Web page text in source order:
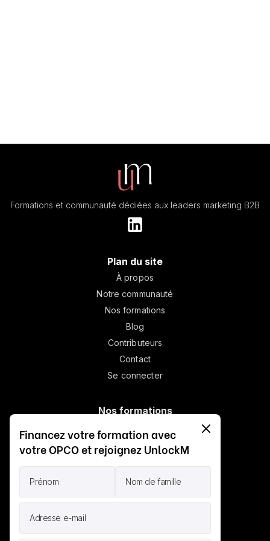
Formations et communauté dédiées aux leaders marketing B2B
Plan du site
À propos
Notre communauté
Nos formations
Blog
Contributeurs
Contact
Se connecter
Nos formations
Board & Marketing
Financez votre formation avec
votre OPCO et rejoignez UnlockM